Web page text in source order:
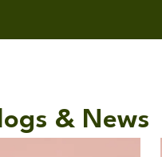
& News